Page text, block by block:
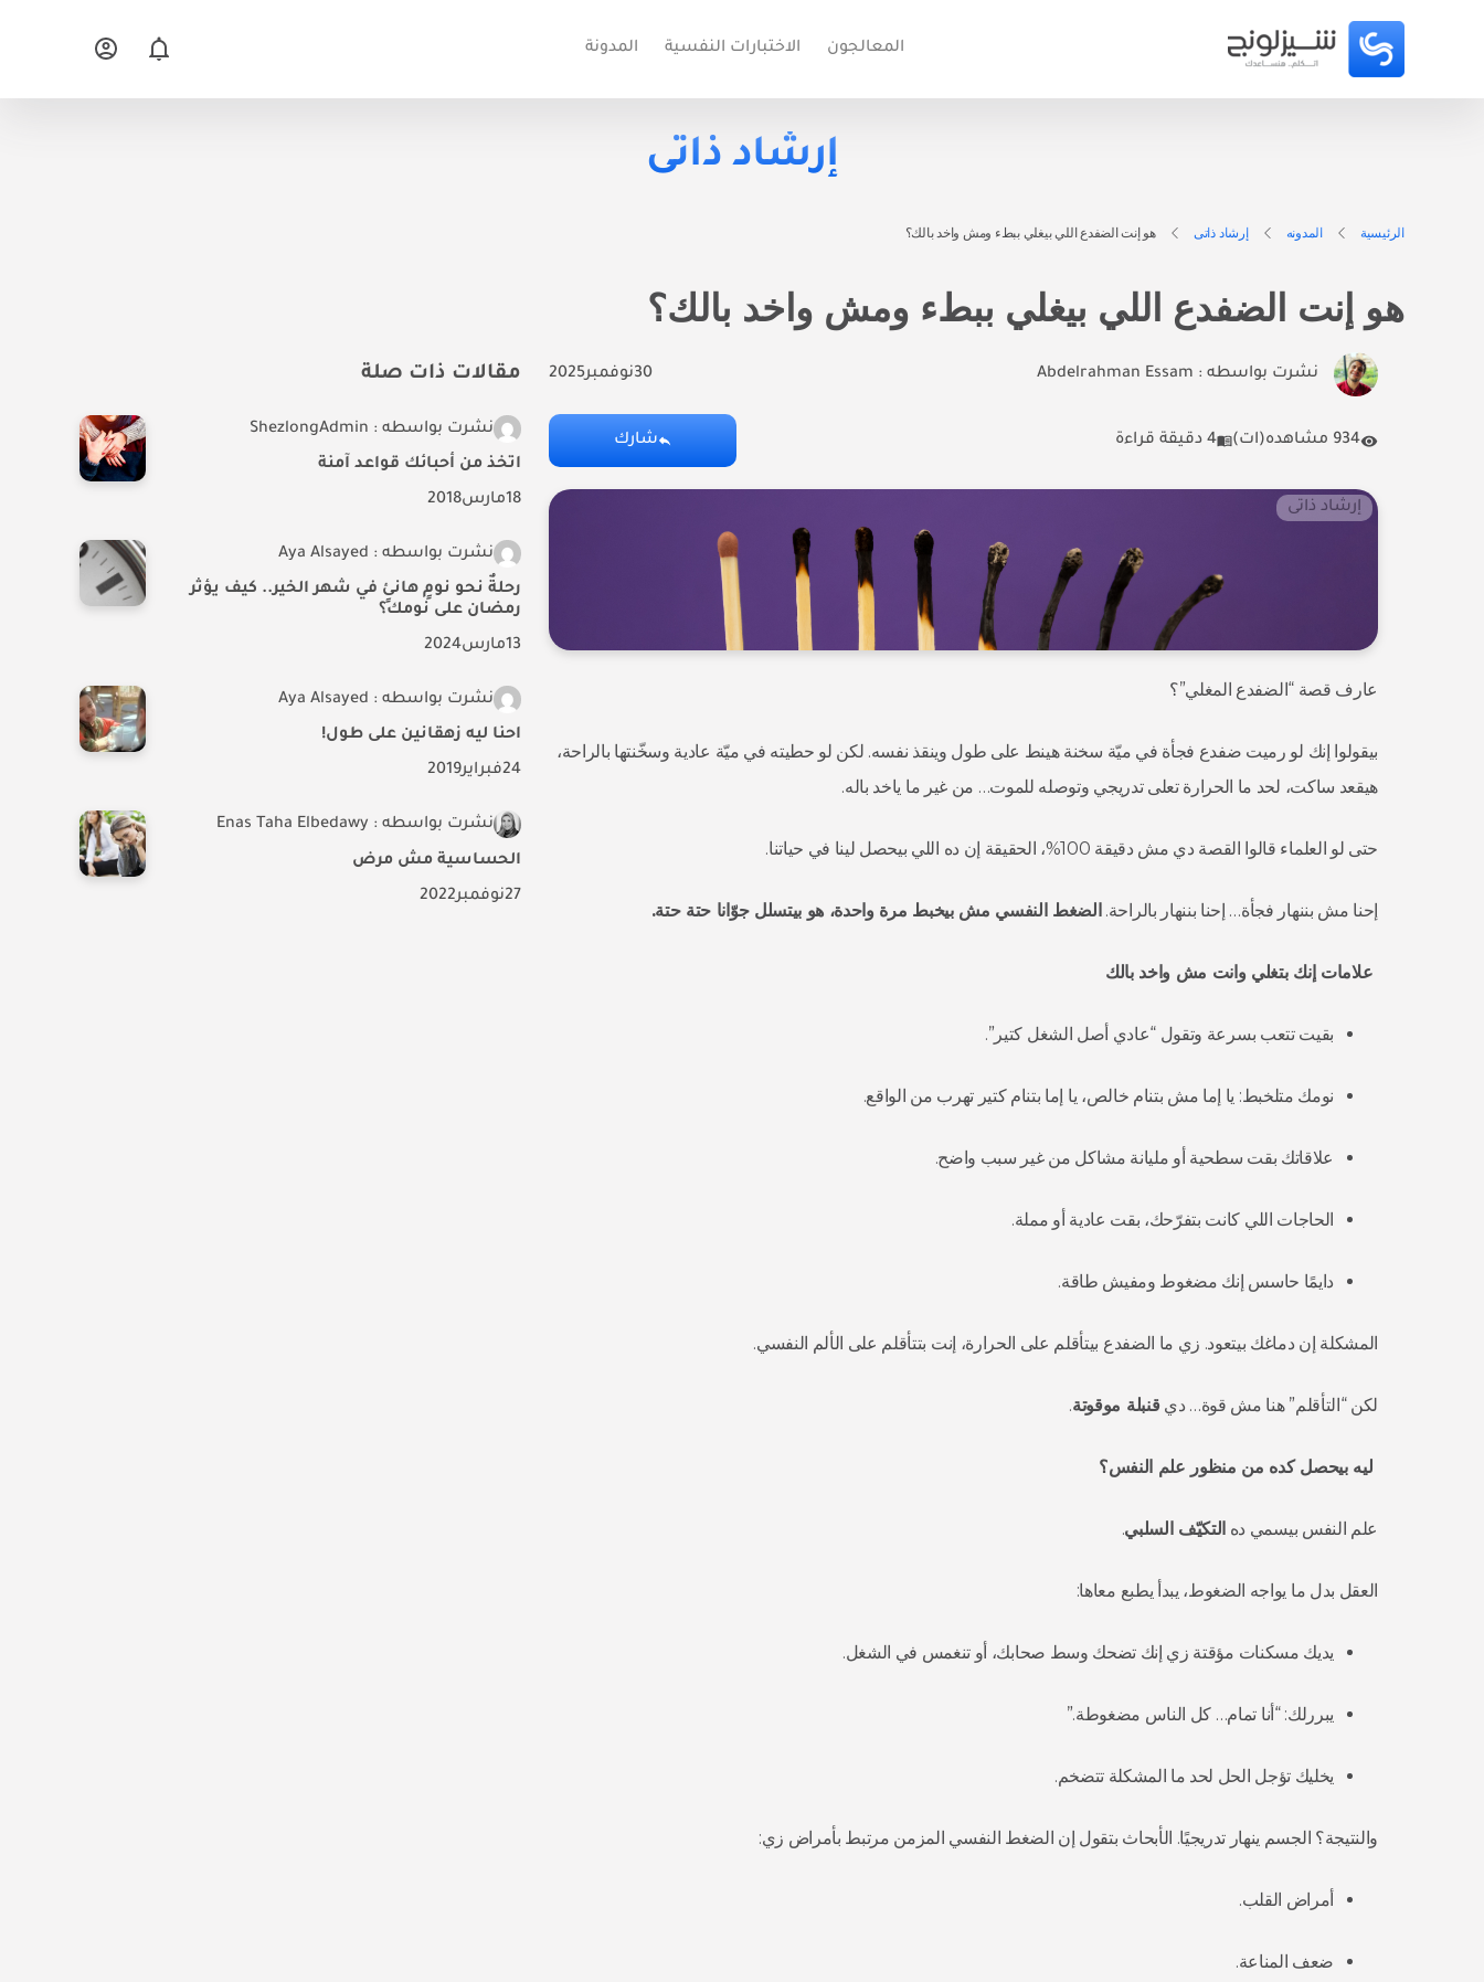
المعالجون الاختبارات النفسية المدونة
إرشاد ذاتى
الرئيسية المدونه إرشاد ذاتى هو إنت الضفدع اللي بيغلي ببطء ومش واخد بالك؟
هو إنت الضفدع اللي بيغلي ببطء ومش واخد بالك؟
نشرت بواسطه : Abdelrahman Essam
30نوفمبر2025
934 مشاهده(ات) 4 دقيقة قراءة شارك
إرشاد ذاتى
عارف قصة “الضفدع المغلي”؟
بيقولوا إنك لو رميت ضفدع فجأة في ميّة سخنة هينط على طول وينقذ نفسه. لكن لو حطيته في ميّة عادية وسخّنتها بالراحة،
هيقعد ساكت، لحد ما الحرارة تعلى تدريجي وتوصله للموت… من غير ما ياخد باله.
حتى لو العلماء قالوا القصة دي مش دقيقة 100%، الحقيقة إن ده اللي بيحصل لينا في حياتنا.
إحنا مش بننهار فجأة… إحنا بننهار بالراحة. الضغط النفسي مش بيخبط مرة واحدة، هو بيتسلل جوّانا حتة حتة.
علامات إنك بتغلي وانت مش واخد بالك
بقيت تتعب بسرعة وتقول “عادي أصل الشغل كتير”.
نومك متلخبط: يا إما مش بتنام خالص، يا إما بتنام كتير تهرب من الواقع.
علاقاتك بقت سطحية أو مليانة مشاكل من غير سبب واضح.
الحاجات اللي كانت بتفرّحك، بقت عادية أو مملة.
دايمًا حاسس إنك مضغوط ومفيش طاقة.
المشكلة إن دماغك بيتعود. زي ما الضفدع بيتأقلم على الحرارة، إنت بتتأقلم على الألم النفسي.
لكن “التأقلم” هنا مش قوة… دي قنبلة موقوتة.
ليه بيحصل كده من منظور علم النفس؟
علم النفس بيسمي ده التكيّف السلبي.
العقل بدل ما يواجه الضغوط، يبدأ يطبع معاها:
يديك مسكنات مؤقتة زي إنك تضحك وسط صحابك، أو تنغمس في الشغل.
يبررلك: “أنا تمام… كل الناس مضغوطة.”
يخليك تؤجل الحل لحد ما المشكلة تتضخم.
والنتيجة؟ الجسم ينهار تدريجيًا. الأبحاث بتقول إن الضغط النفسي المزمن مرتبط بأمراض زي:
أمراض القلب.
ضعف المناعة.
مقالات ذات صلة
نشرت بواسطه : ShezlongAdmin
اتخذ من أحبائك قواعد آمنة
18مارس2018
نشرت بواسطه : Aya Alsayed
رحلةٌ نحو نومٍ هانئٍ في شهر الخير.. كيف يؤثر
رمضان على نومك؟
13مارس2024
نشرت بواسطه : Aya Alsayed
احنا ليه زهقانين على طول!
24فبراير2019
نشرت بواسطه : Enas Taha Elbedawy
الحساسية مش مرض
27نوفمبر2022